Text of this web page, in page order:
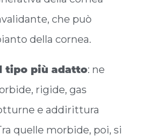
che può
della cornea.
tipo più adatto: ne
rigide, gas
e addirittura
quelle morbide, poi, si